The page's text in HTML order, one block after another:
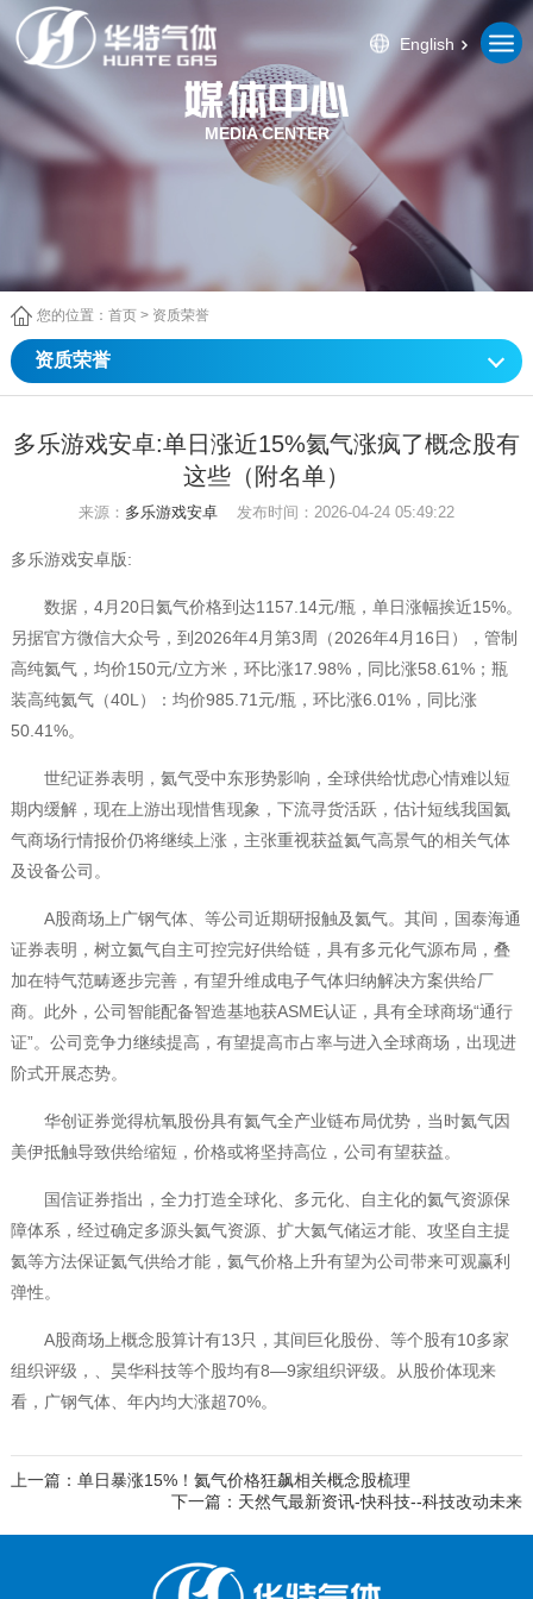
English
MEDIA CENTER
您的位置： 首页> 资质荣誉
资质荣誉
多乐游戏安卓:单日涨近15%氦气涨疯了概念股有
这些（附名单）
来源： 多乐游戏安卓 发布时间：2026-04-24 05:49:22
多乐游戏安卓版:
数据，4月20日氦气价格到达1157.14元/瓶，单日涨幅挨近15%。
另据官方微信大众号，到2026年4月第3周（2026年4月16日），管制
高纯氦气，均价150元/立方米，环比涨17.98%，同比涨58.61%；瓶
装高纯氦气（40L）：均价985.71元/瓶，环比涨6.01%，同比涨
50.41%。
世纪证券表明，氦气受中东形势影响，全球供给忧虑心情难以短
期内缓解，现在上游出现惜售现象，下流寻货活跃，估计短线我国氦
气商场行情报价仍将继续上涨，主张重视获益氦气高景气的相关气体
及设备公司。
A股商场上广钢气体、等公司近期研报触及氦气。其间，国泰海通
证券表明，树立氦气自主可控完好供给链，具有多元化气源布局，叠
加在特气范畴逐步完善，有望升维成电子气体归纳解决方案供给厂
商。此外，公司智能配备智造基地获ASME认证，具有全球商场“通行
证”。公司竞争力继续提高，有望提高市占率与进入全球商场，出现进
阶式开展态势。
华创证券觉得杭氧股份具有氦气全产业链布局优势，当时氦气因
美伊抵触导致供给缩短，价格或将坚持高位，公司有望获益。
国信证券指出，全力打造全球化、多元化、自主化的氦气资源保
障体系，经过确定多源头氦气资源、扩大氦气储运才能、攻坚自主提
氦等方法保证氦气供给才能，氦气价格上升有望为公司带来可观赢利
弹性。
A股商场上概念股算计有13只，其间巨化股份、等个股有10多家
组织评级，、昊华科技等个股均有8—9家组织评级。从股价体现来
看，广钢气体、年内均大涨超70%。
上一篇：单日暴涨15%！氦气价格狂飙相关概念股梳理
下一篇：天然气最新资讯-快科技--科技改动未来